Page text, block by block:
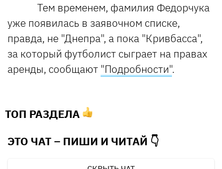
Тем временем, фамилия Федорчука
уже появилась в заявочном списке,
правда, не "Днепра", а пока "Кривбасса",
за который футболист сыграет на правах
аренды, сообщают "Подробности".
ТОП РАЗДЕЛА
ЭТО ЧАТ – ПИШИ И ЧИТАЙ 👇